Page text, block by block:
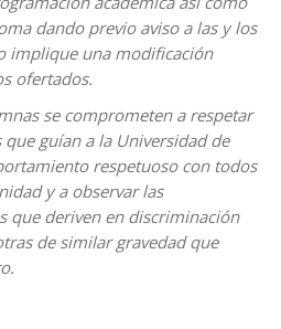
dando previo aviso a las y los
implique una modificación
ofertados.
se comprometen a respetar
guían a la Universidad de
respetuoso con todos
y a observar las
que deriven en discriminación
de similar gravedad que